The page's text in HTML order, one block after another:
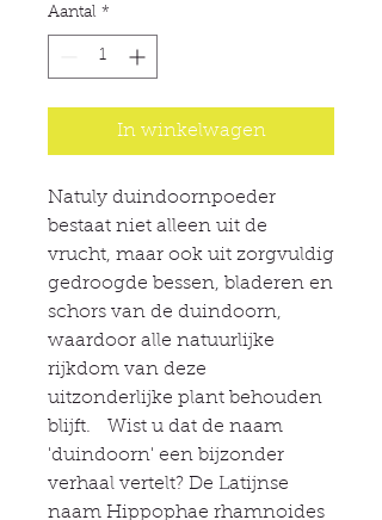
Aantal *
In winkelwagen
Natuly duindoornpoeder
bestaat niet alleen uit de
vrucht, maar ook uit zorgvuldig
gedroogde bessen, bladeren en
schors van de duindoorn,
waardoor alle natuurlijke
rijkdom van deze
uitzonderlijke plant behouden
blijft. Wist u dat de naam
'duindoorn' een bijzonder
verhaal vertelt? De Latijnse
naam Hippophae rhamnoides